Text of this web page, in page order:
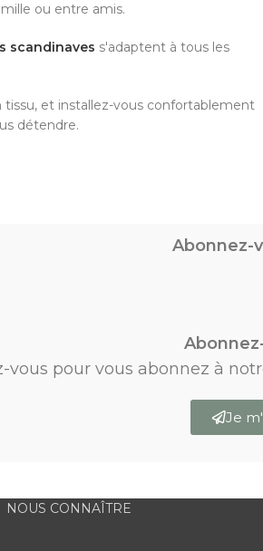
ou entre amis.
scandinaves s'adaptent à tous les
tissu, et installez-vous confortablement
détendre.
Abonnez-
vous pour vous abonnez à
Je
NOUS CONNAÎTRE